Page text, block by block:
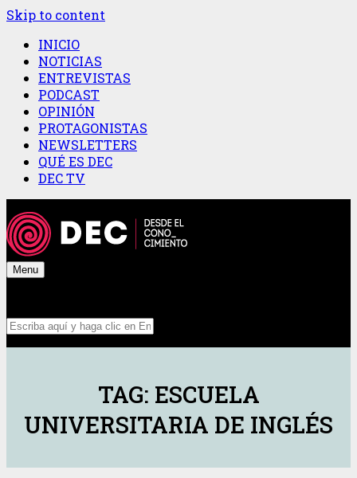
Skip to content
INICIO
NOTICIAS
ENTREVISTAS
PODCAST
OPINIÓN
PROTAGONISTAS
NEWSLETTERS
QUÉ ES DEC
DEC TV
Menu
TAG: ESCUELA
UNIVERSITARIA DE INGLÉS